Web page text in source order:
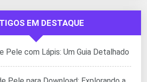
EM DESTAQUE
Pele com Lápis: Um Guia Detalhado